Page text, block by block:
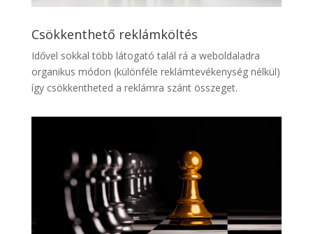
Csökkenthető reklámköltés
Idővel sokkal több látogató talál rá a weboldaladra
organikus módon (különféle reklámtevékenység nélkül)
így csökkentheted a reklámra szánt összeget.